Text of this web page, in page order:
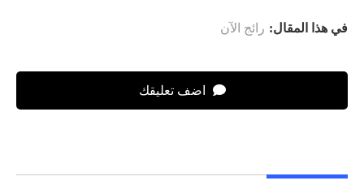
في هذا المقال: رائج الآن
اضف تعليقك